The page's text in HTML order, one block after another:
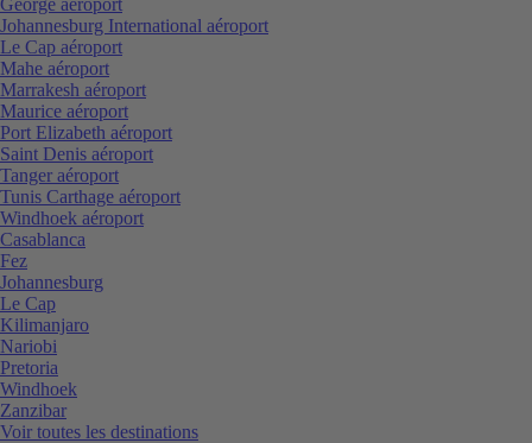
Johannesburg International aéroport
Le Cap aéroport
Mahe aéroport
Marrakesh aéroport
Maurice aéroport
Port Elizabeth aéroport
Saint Denis aéroport
Tanger aéroport
Tunis Carthage aéroport
Windhoek aéroport
Casablanca
Fez
Johannesburg
Le Cap
Kilimanjaro
Nariobi
Pretoria
Windhoek
Zanzibar
Voir toutes les destinations